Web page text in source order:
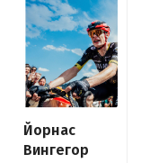
Йорнас
Вингегор